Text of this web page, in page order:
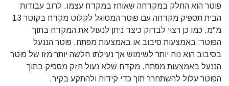
פוטר הוא החלק במקדחה שאוחז במקדח עצמו. לרוב עבודות
הבית תספיק מקדחה עם פוטר המסוגל לקלוט מקדח בקוטר 13
מ"מ. כמו כן רצוי לבדוק כיצד ניתן לנעול את המקדח בתוך
הפוטר: באמצעות סיבוב או באמצעות מפתח. פוטר הננעל
בסיבוב הוא נוח יותר לשימוש אך נעילתו חלשה יותר מזו של פוטר
הננעל באמצעות מפתח. מקדח שלא נעול חזק מספיק בתוך
הפוטר עלול להשתחרר תוך כדי קידוח ולהתקע בקיר.